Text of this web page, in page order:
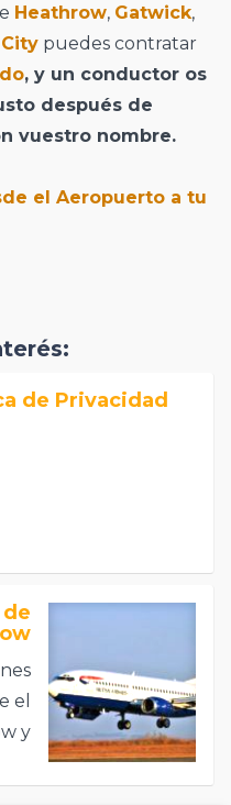
Heathrow, Gatwick,
puedes contratar
, y un conductor os
después de
vuestro nombre.
el Aeropuerto a tu
de Privacidad
el
y
de